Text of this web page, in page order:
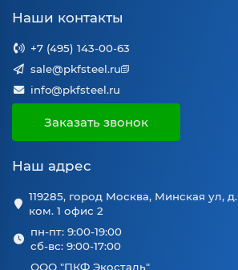
Наши контакты
+7 (495) 143-00-63
sale@pkfsteel.ru
info@pkfsteel.ru
Заказать звонок
Наш адрес
119285, город Москва, Минская ул, д.
ком. 1 офис 2
пн-пт: 9:00-19:00
сб-вс: 9:00-17:00
ООО "ПКФ Экосталь"